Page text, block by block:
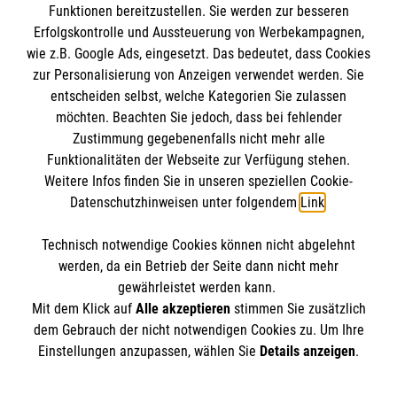
Impressum
Datenschutz
Kontakt
Barrierefreiheit
Die Malteser
Malteser in Deutschland
Malteserorden
Sharepoint
Spendenkonto
Bank: Pax-Bank für Kirche und Caritas eG
IBAN: DE21 3706 0120 1201 2026 27
BIC: GENODED1PA7
So finden Sie uns
Schützenstraße 10
89407 Dillingen
Der Malteser Hilfsdienst e.V. ist als eingetragene
Funktionen bereitzustellen. Sie werden zur besseren
Erfolgskontrolle und Aussteuerung von Werbekampagnen,
wie z.B. Google Ads, eingesetzt. Das bedeutet, dass Cookies
zur Personalisierung von Anzeigen verwendet werden. Sie
entscheiden selbst, welche Kategorien Sie zulassen
möchten. Beachten Sie jedoch, dass bei fehlender
Zustimmung gegebenenfalls nicht mehr alle
Funktionalitäten der Webseite zur Verfügung stehen.
Weitere Infos finden Sie in unseren speziellen Cookie-
Datenschutzhinweisen unter folgendem Link.
Technisch notwendige Cookies können nicht abgelehnt
werden, da ein Betrieb der Seite dann nicht mehr
gewährleistet werden kann.
Mit dem Klick auf Alle akzeptierenstimmen Sie zusätzlich
dem Gebrauch der nicht notwendigen Cookies zu. Um Ihre
Einstellungen anzupassen, wählen Sie Details anzeigen.